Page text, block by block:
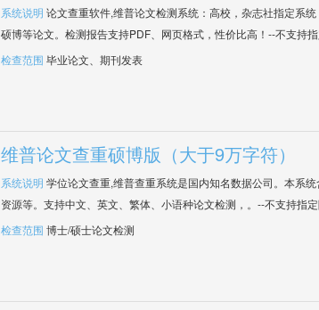
系统说明 论文查重软件,维普论文检测系统：高校，杂志社指定系
硕博等论文。检测报告支持PDF、网页格式，性价比高！--不支持指
检查范围 毕业论文、期刊发表
维普论文查重硕博版（大于9万字符）
系统说明 学位论文查重,维普查重系统是国内知名数据公司。本系
资源等。支持中文、英文、繁体、小语种论文检测，。--不支持指定
检查范围 博士/硕士论文检测